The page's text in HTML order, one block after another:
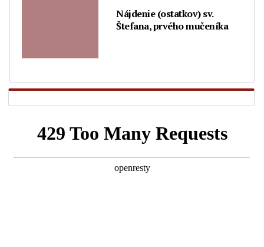
Nájdenie (ostatkov) sv.
Štefana, prvého mučeníka